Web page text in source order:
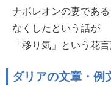
ナポレオンの妻であ
なくしたという話が
「移り気」という花
ダリアの文章・例